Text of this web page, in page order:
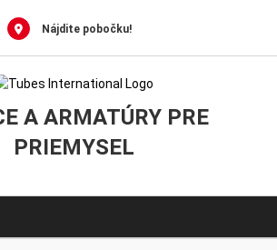
Nájdite pobočku!
A ARMATÚRY PRE
PRIEMYSEL